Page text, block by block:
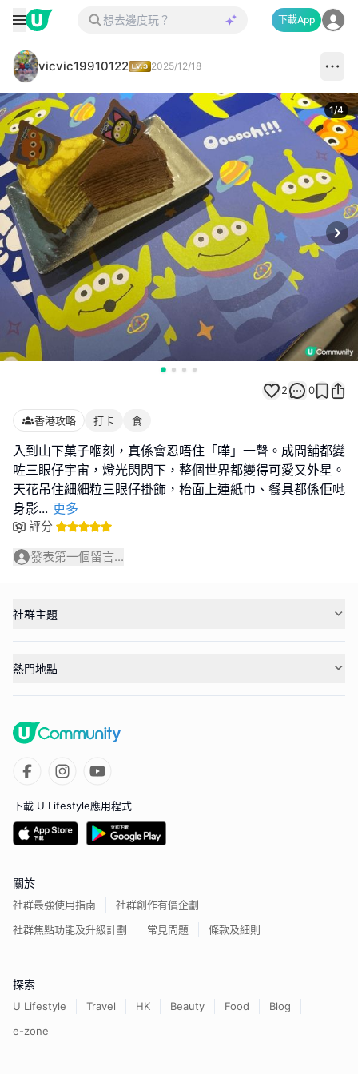
下載App
vicvic19910122 2025/12/18
1/4
2 0
香港攻略 打卡 食
入到山下菓子嗰刻，真係會忍唔住「嘩」一聲。成間舖都變
咗三眼仔宇宙，燈光閃閃下，整個世界都變得可愛又外星。
天花吊住細細粒三眼仔掛飾，枱面上連紙巾、餐具都係佢哋
身影... 更多
評分
發表第一個留言...
社群主題
熱門地點
下載 U Lifestyle應用程式
關於
社群最強使用指南
社群創作有價企劃
社群焦點功能及升級計劃
常見問題 條款及細則
探索
U Lifestyle Travel HK Beauty Food
Blog
e-zone